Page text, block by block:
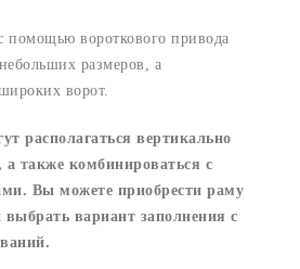
помощью вороткового привода
размеров, а
ворот.
располагаться вертикально
а также комбинироваться с
Вы можете приобрести раму
выбрать вариант заполнения с